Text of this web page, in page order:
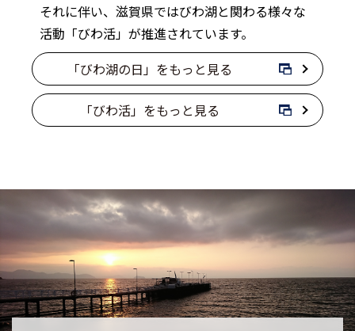
それに伴い、滋賀県ではびわ湖と関わる様々な
活動「びわ活」が推進されています。
「びわ湖の日」をもっと見る
「びわ活」をもっと見る